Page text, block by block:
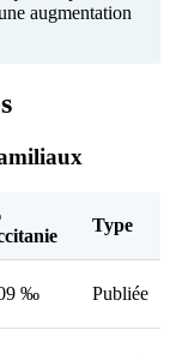
augmentation
Type
‰ Publiée